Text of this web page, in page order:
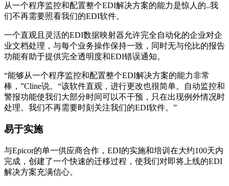
从一个程序监控和配置整个EDI解决方案的能力是惊人的..我
们不再需要照看我们的EDI软件。
一个直观且灵活的EDI数据映射器允许完全自动化的企业对企
业文档处理，与每个业务操作保持一致，同时无与伦比的报告
功能有助于提供完全透明度和EDI错误通知。
“能够从一个程序监控和配置整个EDI解决方案的能力非常
棒，”Cline说。“该软件直观，进行更改也很简单。自动监控和
警报功能使我们大部分时间可以不干预，只在出现例外情况时
处理。我们不再需要时刻关注我们的EDI软件。”
易于实施
与Epicor的单一供应商合作，EDI的实施和培训在大约100天内
完成，创建了一个快速的迁移过程，使我们对即将上线的EDI
解决方案充满信心。